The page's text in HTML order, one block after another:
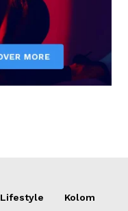
Lifestyle Kolom